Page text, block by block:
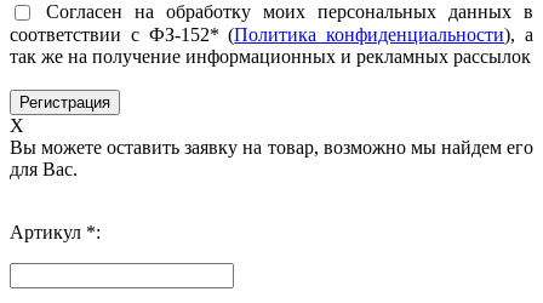
Согласен на обработку моих персональных данных в
соответствии с ФЗ-152* (Политика конфиденциальности), а
так же на получение информационных и рекламных рассылок
X
Вы можете оставить заявку на товар, возможно мы найдем его
для Вас.
Артикул *: